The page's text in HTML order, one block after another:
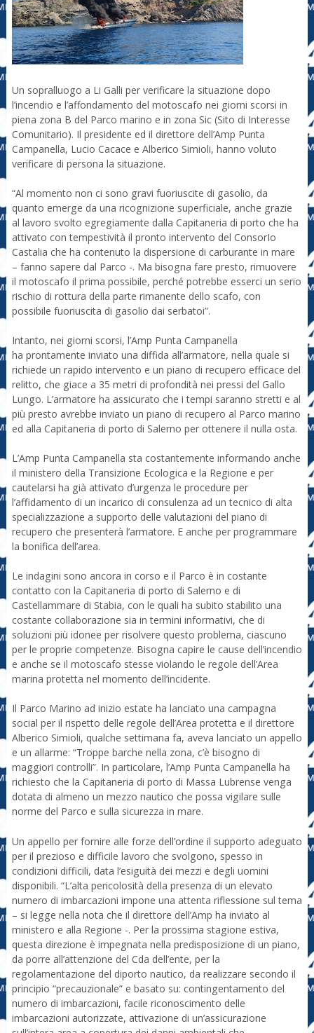
Un sopralluogo a Li Galli per verificare la situazione dopo
l’incendio e l’affondamento del motoscafo nei giorni scorsi in
piena zona B del Parco marino e in zona Sic (Sito di Interesse
Comunitario). Il presidente ed il direttore dell’Amp Punta
Campanella, Lucio Cacace e Alberico Simioli, hanno voluto
verificare di persona la situazione.
“Al momento non ci sono gravi fuoriuscite di gasolio, da
quanto emerge da una ricognizione superficiale, anche grazie
al lavoro svolto egregiamente dalla Capitaneria di porto che ha
attivato con tempestività il pronto intervento del ConsorIo
Castalia che ha contenuto la dispersione di carburante in mare
– fanno sapere dal Parco -. Ma bisogna fare presto, rimuovere
il motoscafo il prima possibile, perché potrebbe esserci un serio
rischio di rottura della parte rimanente dello scafo, con
possibile fuoriuscita di gasolio dai serbatoi”.
Intanto, nei giorni scorsi, l’Amp Punta Campanella
ha prontamente inviato una diffida all’armatore, nella quale si
richiede un rapido intervento e un piano di recupero efficace del
relitto, che giace a 35 metri di profondità nei pressi del Gallo
Lungo. L’armatore ha assicurato che i tempi saranno stretti e al
più presto avrebbe inviato un piano di recupero al Parco marino
ed alla Capitaneria di porto di Salerno per ottenere il nulla osta.
L’Amp Punta Campanella sta costantemente informando anche
il ministero della Transizione Ecologica e la Regione e per
cautelarsi ha già attivato d’urgenza le procedure per
l’affidamento di un incarico di consulenza ad un tecnico di alta
specializzazione a supporto delle valutazioni del piano di
recupero che presenterà l’armatore. E anche per programmare
la bonifica dell’area.
Le indagini sono ancora in corso e il Parco è in costante
contatto con la Capitaneria di porto di Salerno e di
Castellammare di Stabia, con le quali ha subito stabilito una
costante collaborazione sia in termini informativi, che di
soluzioni più idonee per risolvere questo problema, ciascuno
per le proprie competenze. Bisogna capire le cause dell’incendio
e anche se il motoscafo stesse violando le regole dell’Area
marina protetta nel momento dell’incidente.
Il Parco Marino ad inizio estate ha lanciato una campagna
social per il rispetto delle regole dell’Area protetta e il direttore
Alberico Simioli, qualche settimana fa, aveva lanciato un appello
e un allarme: “Troppe barche nella zona, c’è bisogno di
maggiori controlli”. In particolare, l’Amp Punta Campanella ha
richiesto che la Capitaneria di porto di Massa Lubrense venga
dotata di almeno un mezzo nautico che possa vigilare sulle
norme del Parco e sulla sicurezza in mare.
Un appello per fornire alle forze dell’ordine il supporto adeguato
per il prezioso e difficile lavoro che svolgono, spesso in
condizioni difficili, data l’esiguità dei mezzi e degli uomini
disponibili. “L’alta pericolosità della presenza di un elevato
numero di imbarcazioni impone una attenta riflessione sul tema
– si legge nella nota che il direttore dell’Amp ha inviato al
ministero e alla Regione -. Per la prossima stagione estiva,
questa direzione è impegnata nella predisposizione di un piano,
da porre all’attenzione del Cda dell’ente, per la
regolamentazione del diporto nautico, da realizzare secondo il
principio “precauzionale” e basato su: contingentamento del
numero di imbarcazioni, facile riconoscimento delle
imbarcazioni autorizzate, attivazione di un’assicurazione